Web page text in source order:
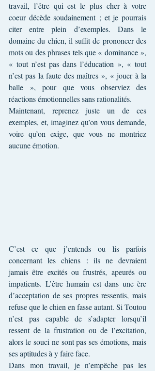
travail, l’être qui est le plus cher à votre
coeur décède soudainement ; et je pourrais
citer entre plein d’exemples. Dans le
domaine du chien, il suffit de prononcer des
mots ou des phrases tels que « dominance »,
« tout n’est pas dans l’éducation », « tout
n’est pas la faute des maîtres », « jouer à la
balle », pour que vous observiez des
réactions émotionnelles sans rationalités.
Maintenant, reprenez juste un de ces
exemples, et, imaginez qu’on vous demande,
voire qu’on exige, que vous ne montriez
aucune émotion.
C’est ce que j’entends ou lis parfois
concernant les chiens : ils ne devraient
jamais être excités ou frustrés, apeurés ou
impatients. L’être humain est dans une ère
d’acceptation de ses propres ressentis, mais
refuse que le chien en fasse autant. Si Toutou
n’est pas capable de s’adapter lorsqu’il
ressent de la frustration ou de l’excitation,
alors le souci ne sont pas ses émotions, mais
ses aptitudes à y faire face.
Dans mon travail, je n’empêche pas les